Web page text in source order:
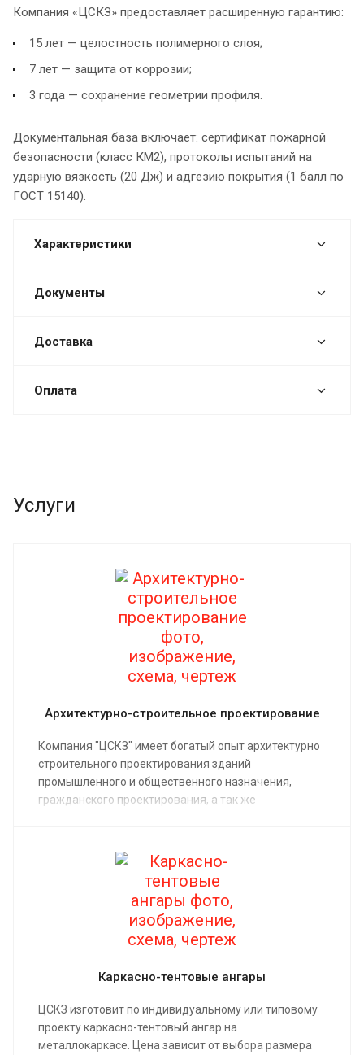
Компания «ЦСКЗ» предоставляет расширенную гарантию:
15 лет — целостность полимерного слоя;
7 лет — защита от коррозии;
3 года — сохранение геометрии профиля.
Документальная база включает: сертификат пожарной
безопасности (класс КМ2), протоколы испытаний на
ударную вязкость (20 Дж) и адгезию покрытия (1 балл по
ГОСТ 15140).
Характеристики
Документы
Доставка
Оплата
Услуги
Архитектурно-строительное проектирование
Компания "ЦСКЗ" имеет богатый опыт архитектурно
строительного проектирования зданий
промышленного и общественного назначения,
гражданского проектирования, а так же
Каркасно-тентовые ангары
ЦСКЗ изготовит по индивидуальному или типовому
проекту каркасно-тентовый ангар на
металлокаркасе. Цена зависит от выбора размера